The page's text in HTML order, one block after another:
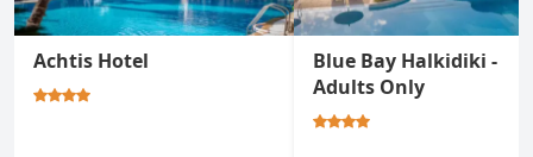
Achtis Hotel
Blue Bay Halkidiki -
Adults Only